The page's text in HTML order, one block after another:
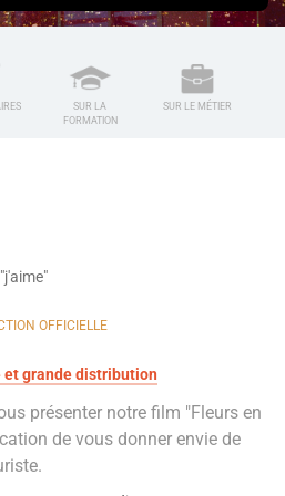
SUR LA
FORMATION
SUR LE MÉTIER
"j'aime"
OFFICIELLE
et grande distribution
présenter notre film "Fleurs en
de vous donner envie de